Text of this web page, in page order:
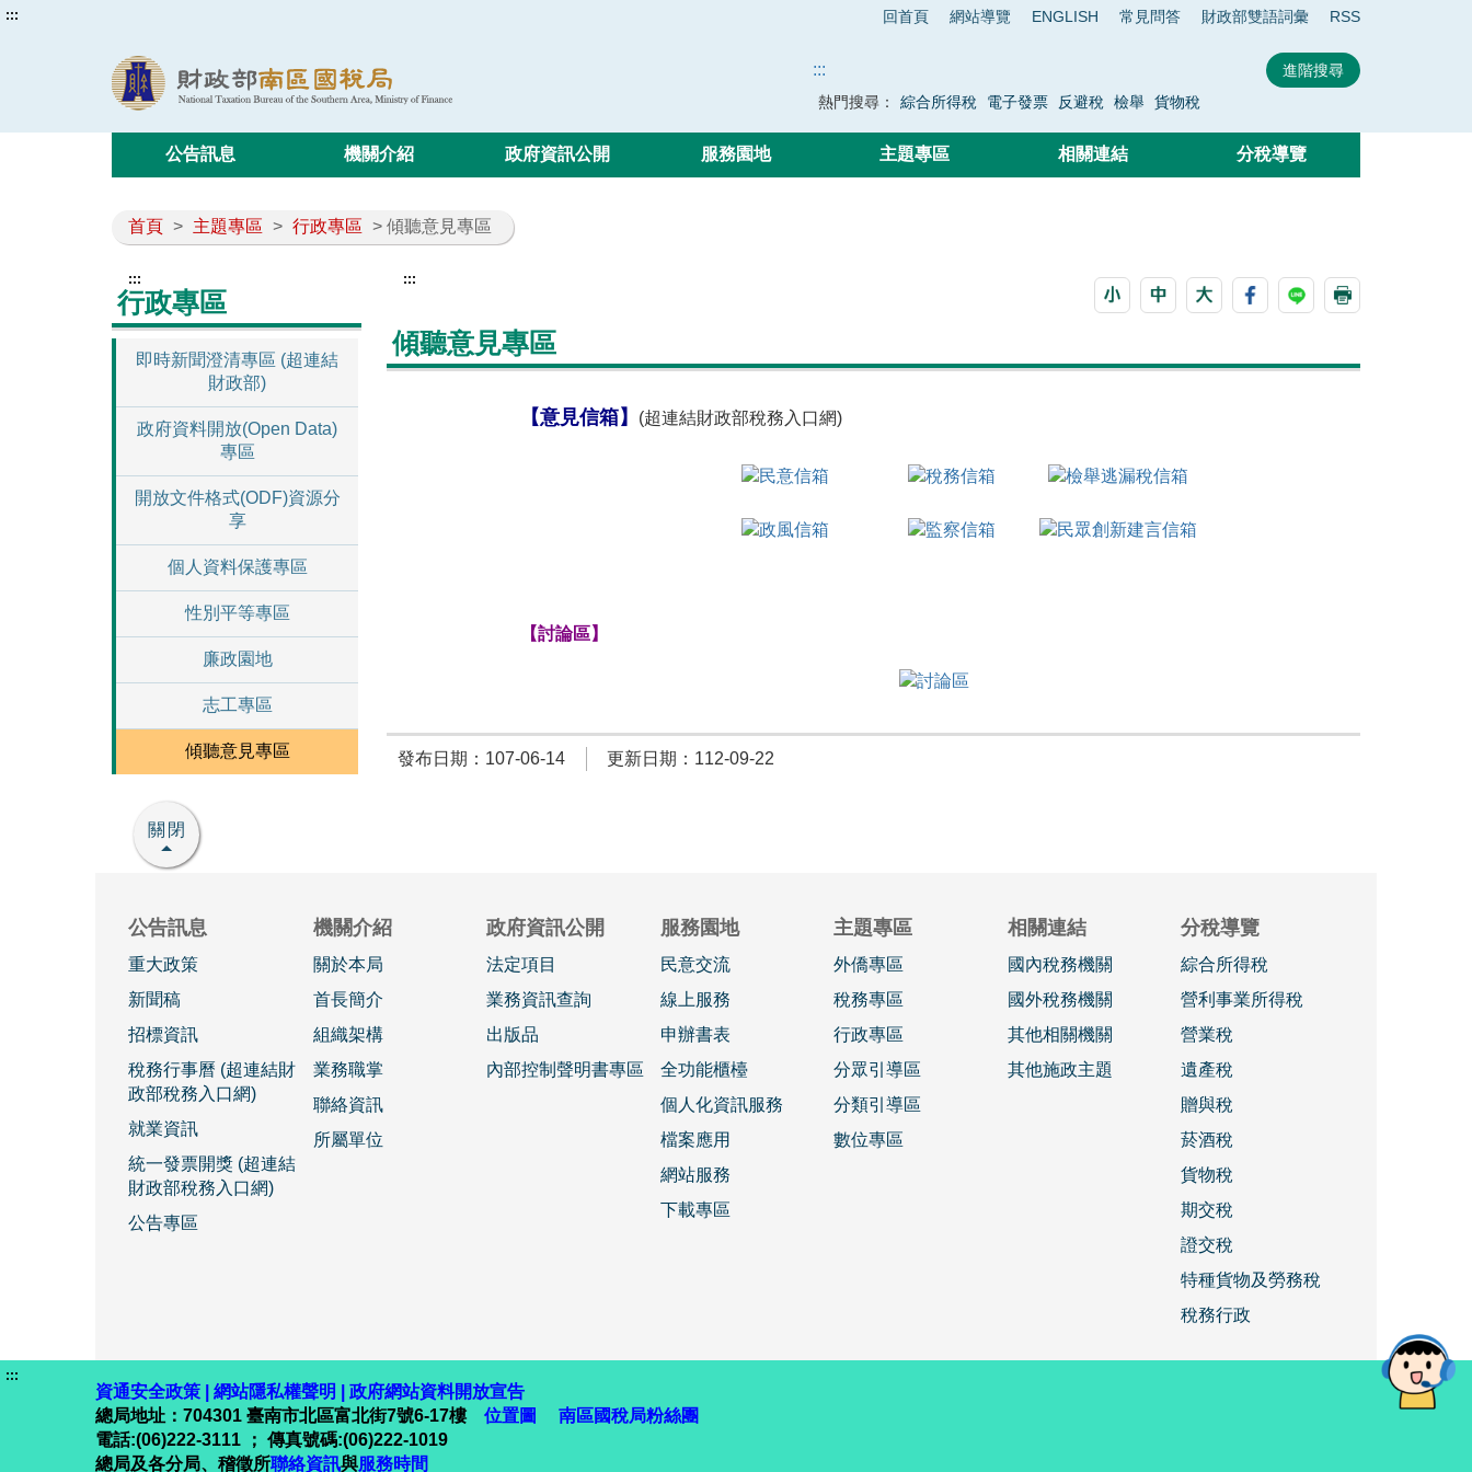
::: 回首頁 網站導覽 ENGLISH 常見問答 財政部雙語詞彙 RSS
:::
熱門搜尋： 綜合所得稅 電子發票 反避稅 檢舉 貨物稅
公告訊息 機關介紹 政府資訊公開 服務園地 主題專區 相關連結 分稅導覽
首頁 > 主題專區 > 行政專區 > 傾聽意見專區
:::
行政專區
即時新聞澄清專區 (超連結
財政部)
政府資料開放(Open Data)
專區
開放文件格式(ODF)資源分
享
個人資料保護專區
性別平等專區
廉政園地
志工專區
傾聽意見專區
:::
傾聽意見專區
【意見信箱】 (超連結財政部稅務入口網)
【討論區】
發布日期：107-06-14 更新日期：112-09-22
關閉
公告訊息
重大政策
新聞稿
招標資訊
稅務行事曆 (超連結財
政部稅務入口網)
就業資訊
統一發票開獎 (超連結
財政部稅務入口網)
公告專區
機關介紹
關於本局
首長簡介
組織架構
業務職掌
聯絡資訊
所屬單位
政府資訊公開
法定項目
業務資訊查詢
出版品
內部控制聲明書專區
服務園地
民意交流
線上服務
申辦書表
全功能櫃檯
個人化資訊服務
檔案應用
網站服務
下載專區
主題專區
外僑專區
稅務專區
行政專區
分眾引導區
分類引導區
數位專區
相關連結
國內稅務機關
國外稅務機關
其他相關機關
其他施政主題
分稅導覽
綜合所得稅
營利事業所得稅
營業稅
遺產稅
贈與稅
菸酒稅
貨物稅
期交稅
證交稅
特種貨物及勞務稅
稅務行政
:::
資通安全政策 網站隱私權聲明
政府網站資料開放宣告
總局地址：704301 臺南市北區富北街7號6-17樓
位置圖
南區國稅局粉絲團
電話:(06)222-3111 ； 傳真號碼:(06)222-1019
總局及各分局、稽徵所聯絡資訊與服務時間